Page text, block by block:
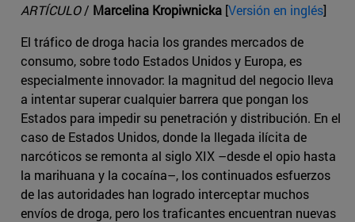
ARTÍCULO/ Marcelina Kropiwnicka [Versión en inglés]
El tráfico de droga hacia los grandes mercados de
consumo, sobre todo Estados Unidos y Europa, es
especialmente innovador: la magnitud del negocio lleva
a intentar superar cualquier barrera que pongan los
Estados para impedir su penetración y distribución. En el
caso de Estados Unidos, donde la llegada ilícita de
narcóticos se remonta al siglo XIX –desde el opio hasta
la marihuana y la cocaína–, los continuados esfuerzos
de las autoridades han logrado interceptar muchos
envíos de droga, pero los traficantes encuentran nuevas